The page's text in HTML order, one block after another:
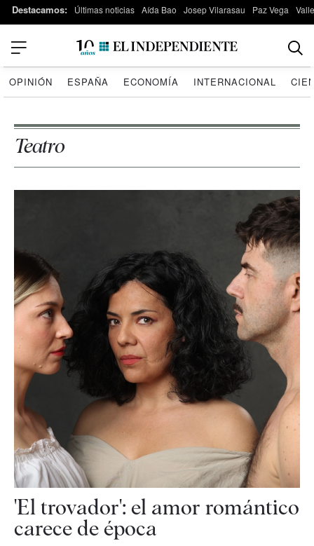
Destacamos: Últimas noticias Aída Bao Josep Vilarasau Paz Vega
OPINIÓN ESPAÑA ECONOMÍA INTERNACIONAL
Teatro
'El trovador': el amor romántico
carece de época